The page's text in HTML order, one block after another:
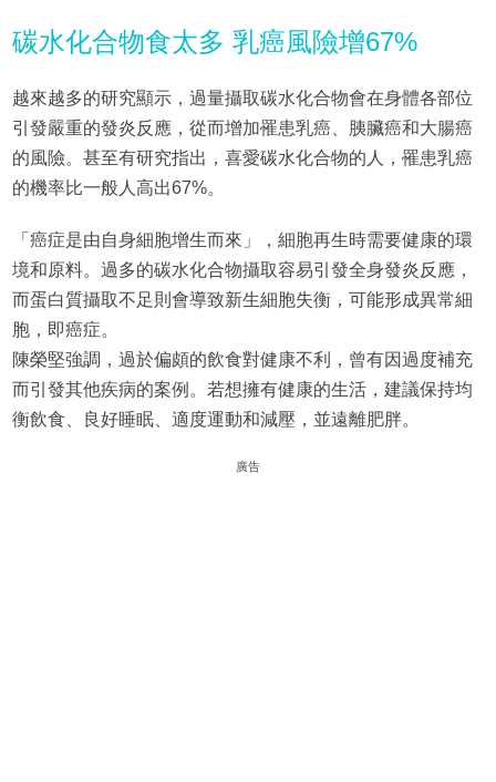
碳水化合物食太多 乳癌風險增67%
越來越多的研究顯示，過量攝取碳水化合物會在身體各部位
引發嚴重的發炎反應，從而增加罹患乳癌、胰臟癌和大腸癌
的風險。甚至有研究指出，喜愛碳水化合物的人，罹患乳癌
的機率比一般人高出67%。
「癌症是由自身細胞增生而來」，細胞再生時需要健康的環
境和原料。過多的碳水化合物攝取容易引發全身發炎反應，
而蛋白質攝取不足則會導致新生細胞失衡，可能形成異常細
胞，即癌症。
陳榮堅強調，過於偏頗的飲食對健康不利，曾有因過度補充
而引發其他疾病的案例。若想擁有健康的生活，建議保持均
衡飲食、良好睡眠、適度運動和減壓，並遠離肥胖。
廣告